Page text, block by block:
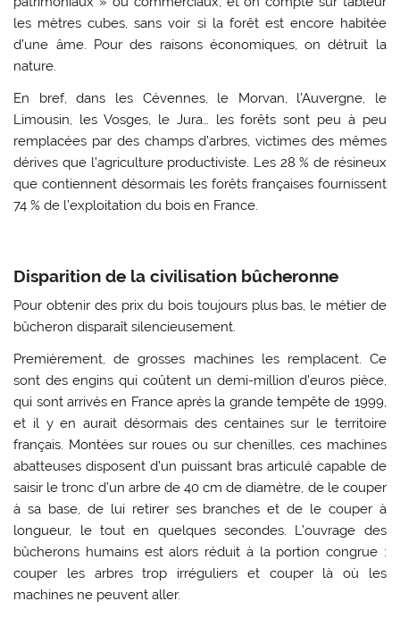
les mètres cubes, sans voir si la forêt est encore habitée
d’une âme. Pour des raisons économiques, on détruit la
nature.
En bref, dans les Cévennes, le Morvan, l’Auvergne, le
Limousin, les Vosges, le Jura… les forêts sont peu à peu
remplacées par des champs d’arbres, victimes des mêmes
dérives que l’agriculture productiviste. Les 28 % de résineux
que contiennent désormais les forêts françaises fournissent
74 % de l’exploitation du bois en France.
Disparition de la civilisation bûcheronne
Pour obtenir des prix du bois toujours plus bas, le métier de
bûcheron disparaît silencieusement.
Premièrement, de grosses machines les remplacent. Ce
sont des engins qui coûtent un demi-million d’euros pièce,
qui sont arrivés en France après la grande tempête de 1999,
et il y en aurait désormais des centaines sur le territoire
français. Montées sur roues ou sur chenilles, ces machines
abatteuses disposent d’un puissant bras articulé capable de
saisir le tronc d’un arbre de 40 cm de diamètre, de le couper
à sa base, de lui retirer ses branches et de le couper à
longueur, le tout en quelques secondes. L’ouvrage des
bûcherons humains est alors réduit à la portion congrue :
couper les arbres trop irréguliers et couper là où les
machines ne peuvent aller.